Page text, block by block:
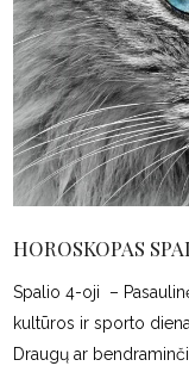
HOROSKOPAS
Spalio 4-oji –
kultūros ir sporto
Draugų ar